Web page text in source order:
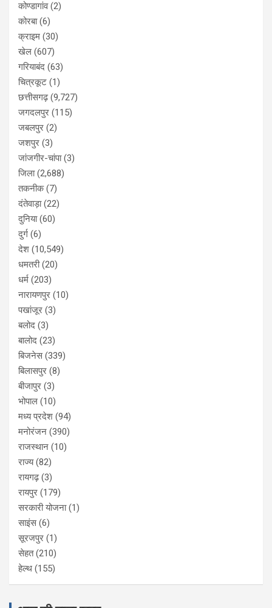
कोण्डागांव(2)
कोरबा(6)
क्राइम (30)
खेल (607)
गरियाबंद (63)
चित्रकूट (1)
छत्तीसगढ़(9,727)
जगदलपुर (115)
जबलपुर (2)
जशपुर (3)
जांजगीर-चांपा(3)
जिला(2,688)
तकनीक(7)
दंतेवाड़ा(22)
दुनिया(60)
दुर्ग (6)
देश (10,549)
धमतरी(20)
धर्म (203)
नारायणपुर (10)
पखांजूर (3)
बलोद (3)
बालोद (23)
बिजनेस(339)
बिलासपुर (8)
बीजापुर (3)
भोपाल (10)
मध्य प्रदेश (94)
मनोरंजन (390)
राजस्थान (10)
राज्य(82)
रायगढ़(3)
रायपुर (179)
सरकारी योजना(1)
साइंस(6)
सूरजपुर (1)
सेहत(210)
हेल्थ (155)